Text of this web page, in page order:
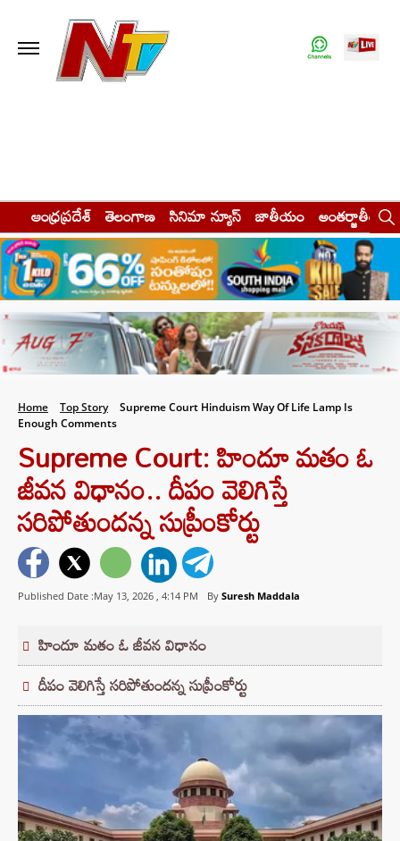
ఆంధ్రప్రదేశ్ తెలంగాణ సినిమా న్యూస్ జాతీయం అంతర్జాతీయం
Home Top Story
Supreme Court Hinduism Way Of Life Lamp Is
Enough Comments
Supreme Court: హిందూ మతం ఓ
జీవన విధానం.. దీపం వెలిగిస్తే
సరిపోతుందన్న సుప్రీంకోర్టు
Published Date :May 13, 2026 , 4:14 PM By Suresh Maddala
హిందూ మతం ఓ జీవన విధానం
దీపం వెలిగిస్తే సరిపోతుందన్న సుప్రీంకోర్టు